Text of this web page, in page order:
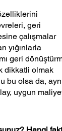
geri
çalışmalar
yığınlarla
geri
dikkatli olmak
bu olsa da,
uygun